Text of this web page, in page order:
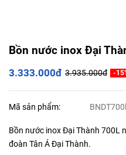
Bồn nước inox Đại
3.333.000đ 3.935.000đ -
Mã sản phẩm:
Bồn nước inox Đại Thành 700L
đoàn Tân Á Đại Thành.